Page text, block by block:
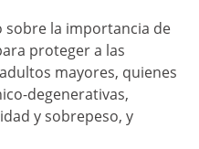
sobre la importancia de
proteger a las
mayores, quienes
degenerativas,
y sobrepeso, y